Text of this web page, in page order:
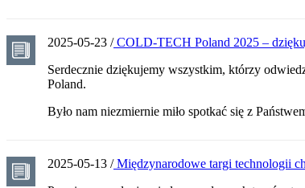
2025-05-23 /COLD-TECH Poland 2025 –
Serdecznie dziękujemy wszystkim, którzy
Poland.
Było nam niezmiernie miło spotkać się z
2025-05-13 /Międzynarodowe targi technologii